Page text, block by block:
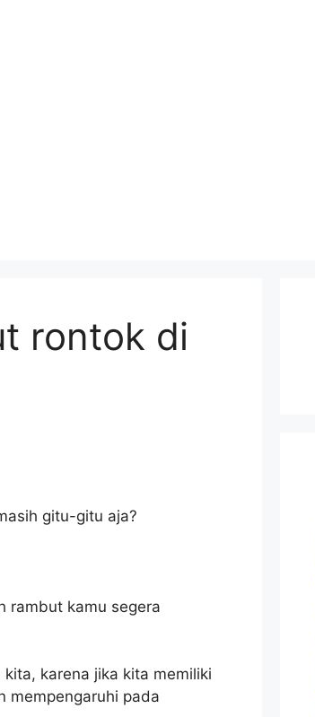
rontok di
gitu-gitu aja?
rambut kamu segera
karena jika kita memiliki
mempengaruhi pada